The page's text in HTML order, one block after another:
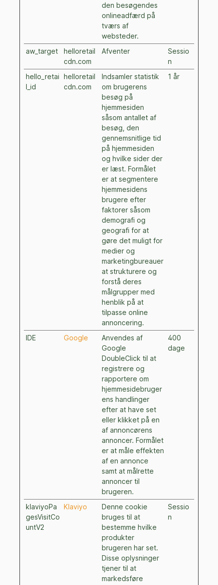
den besøgendes
onlineadfærd på
tværs af
websteder.
aw_target
helloretail
cdn.com
Afventer
Sessio
n
hello_retai
l_id
helloretail
cdn.com
Indsamler statistik
om brugerens
besøg på
hjemmesiden
såsom antallet af
besøg, den
gennemsnitlige tid
på hjemmesiden
og hvilke sider der
er læst. Formålet
er at segmentere
hjemmesidens
brugere efter
faktorer såsom
demografi og
geografi for at
gøre det muligt for
medier og
marketingbureauer
at strukturere og
forstå deres
målgrupper med
henblik på at
tilpasse online
annoncering.
1 år
IDE Google
Anvendes af
Google
DoubleClick til at
registrere og
rapportere om
hjemmesidebruger
ens handlinger
efter at have set
eller klikket på en
af annoncørens
annoncer. Formålet
er at måle effekten
af en annonce
samt at målrette
annoncer til
brugeren.
400
dage
klaviyoPa
gesVisitCo
untV2
Klaviyo
Denne cookie
bruges til at
bestemme hvilke
produkter
brugeren har set.
Disse oplysninger
tjener til at
markedsføre
Sessio
n